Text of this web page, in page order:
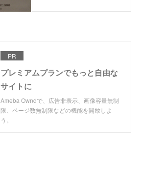
PR
プレミアムプランでもっと自由な
サイトに
Ameba Owndで、広告非表示、画像容量無制
限、ページ数無制限などの機能を開放しよ
う。